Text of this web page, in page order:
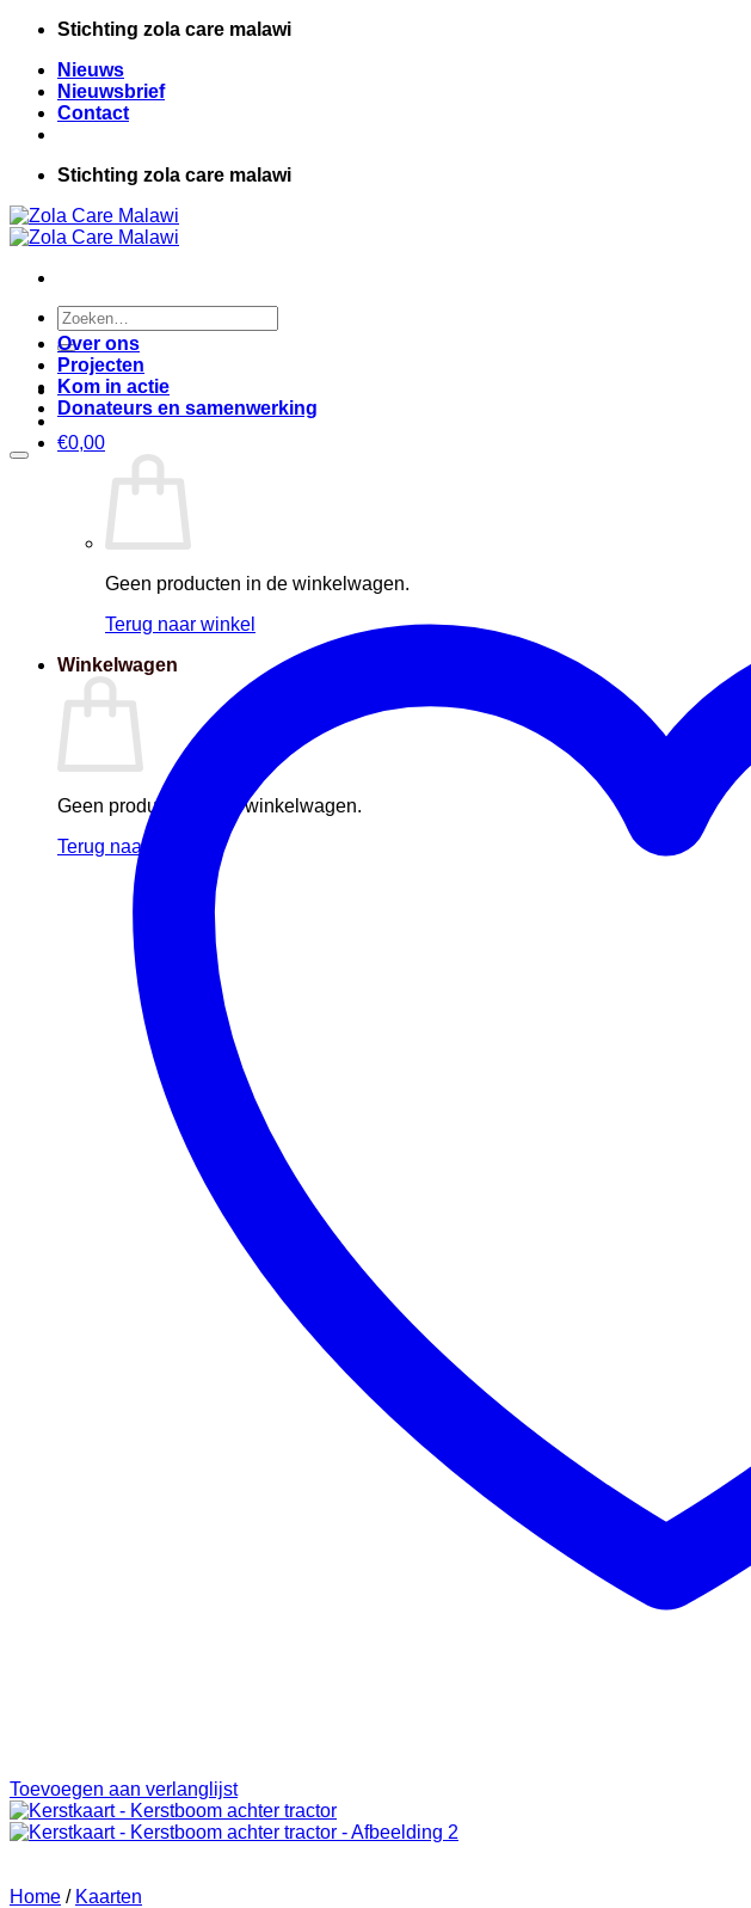
inhoud
Stichting zola care malawi
Nieuws
Nieuwsbrief
Contact
Stichting zola care malawi
Zoeken
naar:
€0,00
Geen producten in de winkelwagen.
Terug naar winkel
Winkelwagen
Geen producten in de winkelwagen.
Terug naar winkel
Over ons
Projecten
Kom in actie
Donateurs en samenwerking
Toevoegen aan verlanglijst
Home / Kaarten